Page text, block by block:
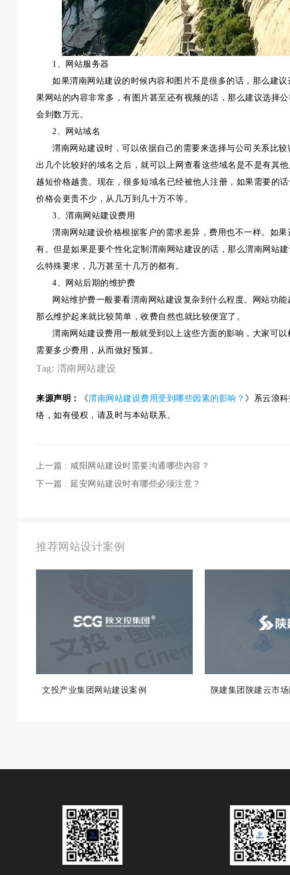
1、网站服务器
如果渭南网站建设的时候内容和图片不是很多的话，那么建议
果网站的内容非常多，有图片甚至还有视频的话，那么建议选择
会到数万元。
2、网站域名
渭南网站建设时，可以依据自己的需要来选择与公司关系比较
出几个比较好的域名之后，就可以上网查看这些域名是不是有其
越短价格越贵。现在，很多短域名已经被他人注册，如果需要的
价格会更贵不少，从几万到几十万不等。
3、渭南网站建设费用
渭南网站建设价格根据客户的需求差异，费用也不一样。如果
有。但是如果是要个性化定制渭南网站建设的话，那么渭南网站
么特殊要求，几万甚至十几万的都有。
4、网站后期的维护费
网站维护费一般要看渭南网站建设复杂到什么程度。网站功能
那么维护起来就比较简单，收费自然也就比较便宜了。
渭南网站建设费用一般就受到以上这些方面的影响，大家可以
需要多少费用，从而做好预算。
Tag: 渭南网站建设
来源声明： 《渭南网站建设费用受到哪些因素的影响？ 》系云浪
络，如有侵权，请及时与本站联系。
上一篇 : 咸阳网站建设时需要沟通哪些内容？
下一篇 : 延安网站建设时有哪些必须注意？
推荐网站设计案例
文投产业集团网站建设案例 陕建集团陕建云市